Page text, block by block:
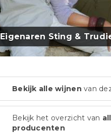
Eigenaren Sting &
Bekijk alle wijnen van
Bekijk het overzicht van
producenten